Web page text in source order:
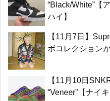
“Black/White”【
ハイ】
【11月7日】
ボコレクション
【11月10日
“Veneer”【ナイ